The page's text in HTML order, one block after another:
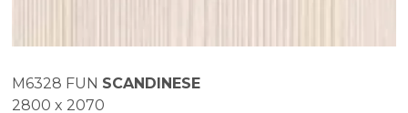
M6328 FUN SCANDINESE
2800 x 2070